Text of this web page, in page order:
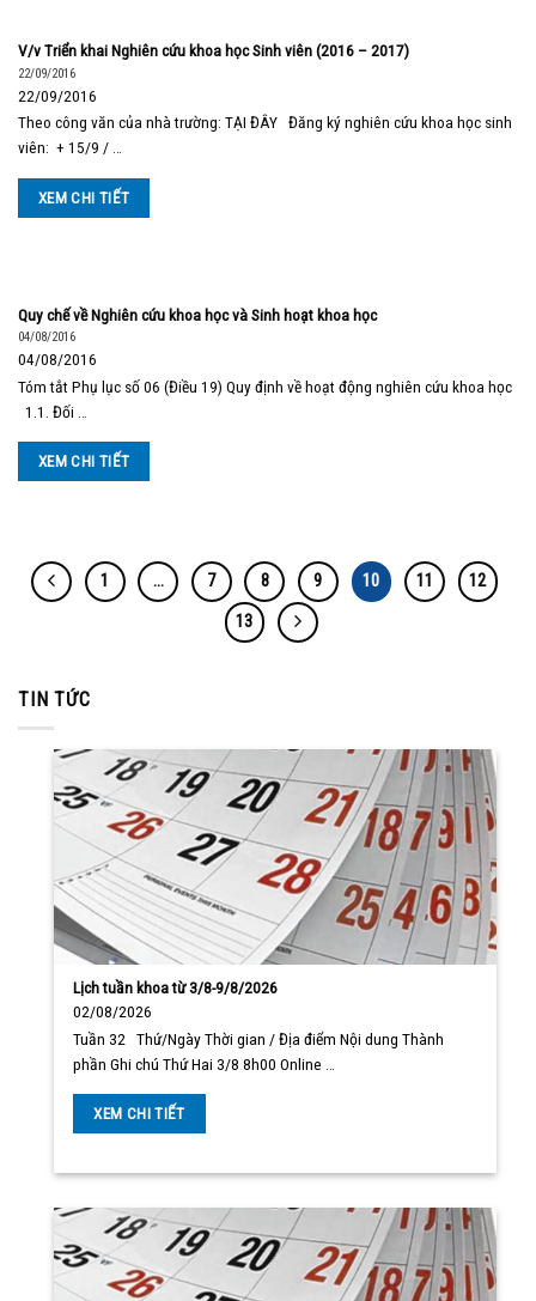
V/v Triển khai Nghiên cứu khoa học Sinh viên (2016 – 2017)
22/09/2016
22/09/2016
Theo công văn của nhà trường: TẠI ĐÂY Đăng ký nghiên cứu khoa học sinh
viên: + 15/9 / …
XEM CHI TIẾT
Quy chế về Nghiên cứu khoa học và Sinh hoạt khoa học
04/08/2016
04/08/2016
Tóm tắt Phụ lục số 06 (Điều 19) Quy định về hoạt động nghiên cứu khoa học
1.1. Đối …
XEM CHI TIẾT
1 … 7 8 9 10 11
12
13
TIN TỨC
Lịch tuần khoa từ 3/8-9/8/2026
02/08/2026
Tuần 32 Thứ/Ngày Thời gian / Địa điểm Nội dung Thành
phần Ghi chú Thứ Hai 3/8 8h00 Online …
XEM CHI TIẾT